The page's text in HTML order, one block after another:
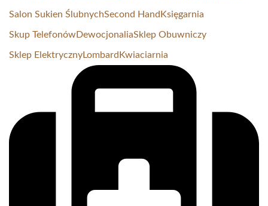
Salon Sukien ŚlubnychSecond Hand Księgarnia
Skup TelefonówDewocjonaliaSklep Obuwniczy
Sklep ElektrycznyLombard Kwiaciarnia